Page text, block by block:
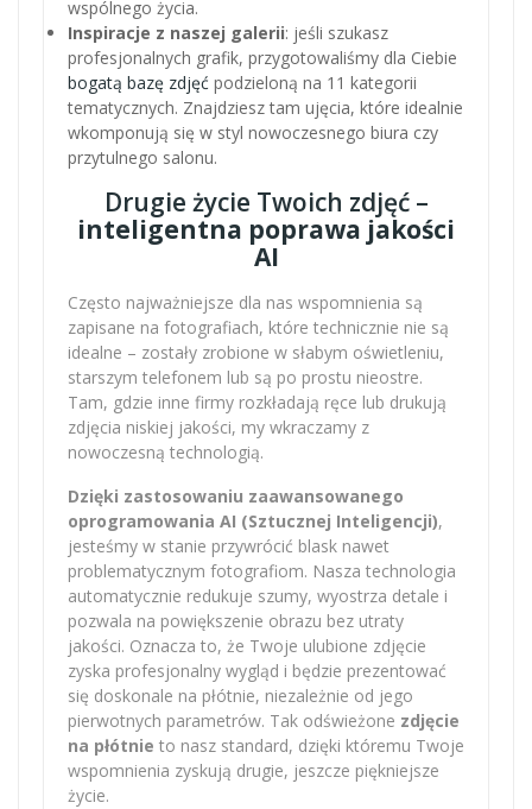
wspólnego życia.
Inspiracje z naszej galerii: jeśli szukasz
profesjonalnych grafik, przygotowaliśmy dla Ciebie
bogatą bazę zdjęć podzieloną na 11 kategorii
tematycznych. Znajdziesz tam ujęcia, które idealnie
wkomponują się w styl nowoczesnego biura czy
przytulnego salonu.
Drugie życie Twoich zdjęć –
inteligentna poprawa jakości
AI
Często najważniejsze dla nas wspomnienia są
zapisane na fotografiach, które technicznie nie są
idealne – zostały zrobione w słabym oświetleniu,
starszym telefonem lub są po prostu nieostre.
Tam, gdzie inne firmy rozkładają ręce lub drukują
zdjęcia niskiej jakości, my wkraczamy z
nowoczesną technologią.
Dzięki zastosowaniu zaawansowanego
oprogramowania AI (Sztucznej Inteligencji),
jesteśmy w stanie przywrócić blask nawet
problematycznym fotografiom. Nasza technologia
automatycznie redukuje szumy, wyostrza detale i
pozwala na powiększenie obrazu bez utraty
jakości. Oznacza to, że Twoje ulubione zdjęcie
zyska profesjonalny wygląd i będzie prezentować
się doskonale na płótnie, niezależnie od jego
pierwotnych parametrów. Tak odświeżone zdjęcie
na płótnie to nasz standard, dzięki któremu Twoje
wspomnienia zyskują drugie, jeszcze piękniejsze
życie.